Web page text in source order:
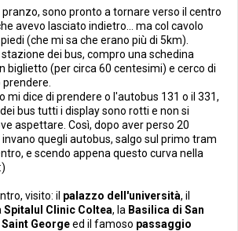
pranzo, sono pronto a tornare verso il centro
avevo lasciato indietro... ma col cavolo
(che mi sa che erano più di 5km).
dei bus, compro una schedina
biglietto (per circa 60 centesimi) e cerco di
mi dice di prendere o l'autobus 131 o il 331,
bus tutti i display sono rotti e non si
aspettare. Così, dopo aver perso 20
quegli autobus, salgo sul primo tram
e scendo appena questo curva nella
visito: il palazzo dell'università, il
Spitalul Clinic Coltea, la Basilica di San
Georgeed il famoso passaggio